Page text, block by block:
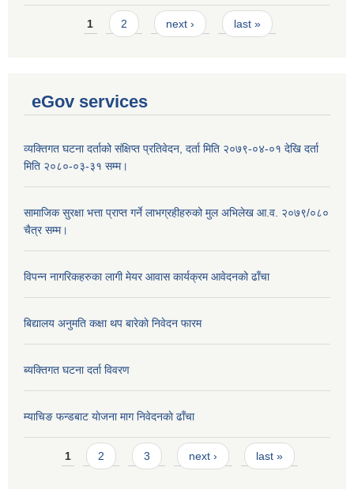
Pages1 2 next › last »
eGov services
व्यक्तिगत घटना दर्ताको संक्षिप्त प्रतिवेदन, दर्ता मिति २०७९-०४-०१ देखि दर्ता
मिति २०८०-०३-३१ सम्म।
सामाजिक सुरक्षा भत्ता प्राप्त गर्ने लाभग्रहीहरुको मुल अभिलेख आ.व. २०७९/०८०
चैत्र सम्म।
विपन्न नागरिकहरुका लागी मेयर आवास कार्यक्रम आवेदनको ढाँचा
बिद्यालय अनुमति कक्षा थप बारेकाे निवेदन फारम
ब्यक्तिगत घटना दर्ता विवरण
म्याचिङ फन्डबाट याेजना माग निवेदनकाे ढाँचा
Pages
1 2 3 next › last »